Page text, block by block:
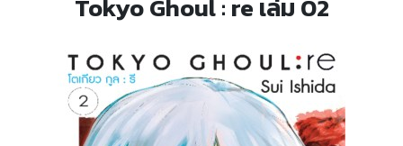
Tokyo Ghoul : re เล่ม 02